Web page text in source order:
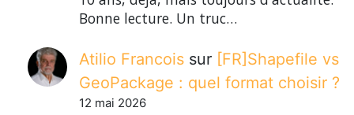
Bonne lecture. Un truc…
Atilio Francois sur [FR]Shapefile vs
GeoPackage : quel format choisir ?
12 mai 2026